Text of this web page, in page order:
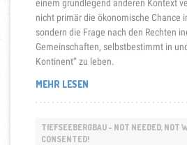
einem grundlegend anderen Kontext
nicht primär die ökonomische Chance
sondern die Frage nach den Rechten
Gemeinschaften, selbstbestimmt in
Kontinent“ zu leben.
MEHR LESEN„TIEFSEEBERGBAU
TIEFSEEBERGBAU - NOT NEEDED, NOT
CONSENTED!